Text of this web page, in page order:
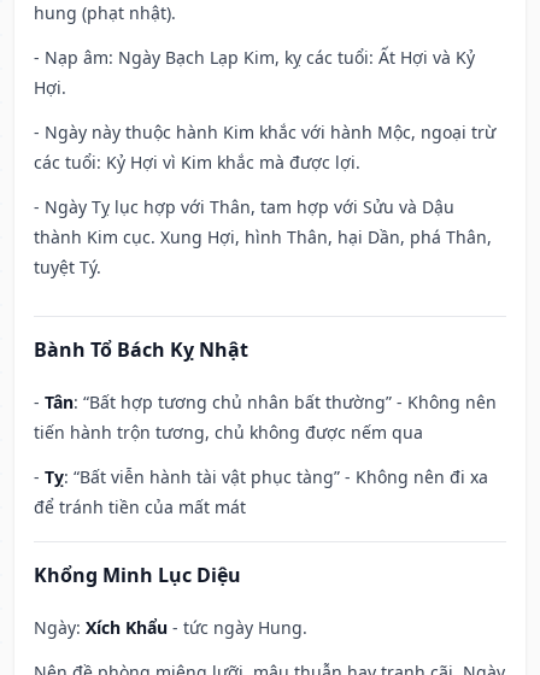
hung (phạt nhật).
- Nạp âm: Ngày Bạch Lạp Kim, kỵ các tuổi: Ất Hợi và Kỷ
Hợi.
- Ngày này thuộc hành Kim khắc với hành Mộc, ngoại trừ
các tuổi: Kỷ Hợi vì Kim khắc mà được lợi.
- Ngày Tỵ lục hợp với Thân, tam hợp với Sửu và Dậu
thành Kim cục. Xung Hợi, hình Thân, hại Dần, phá Thân,
tuyệt Tý.
Bành Tổ Bách Kỵ Nhật
- Tân: “Bất hợp tương chủ nhân bất thường” - Không nên
tiến hành trộn tương, chủ không được nếm qua
- Tỵ: “Bất viễn hành tài vật phục tàng” - Không nên đi xa
để tránh tiền của mất mát
Khổng Minh Lục Diệu
Ngày: Xích Khẩu - tức ngày Hung.